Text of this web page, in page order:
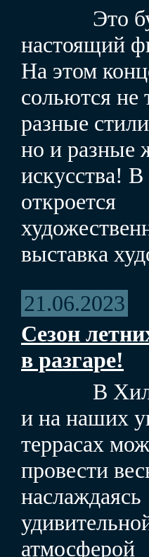
Это
настоящий
На этом
сольются не
разные
но и разные
искусства! В
откроется
выставка
21.06.2023
Сезон
в разгаре!
В
и на наших
террасах
провести
наслаждаясь
атмосферой